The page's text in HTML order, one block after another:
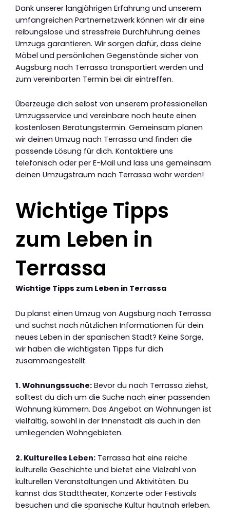
Dank unserer langjährigen Erfahrung und unserem
umfangreichen Partnernetzwerk können wir dir eine
reibungslose und stressfreie Durchführung deines
Umzugs garantieren. Wir sorgen dafür, dass deine
Möbel und persönlichen Gegenstände sicher von
Augsburg nach Terrassa transportiert werden und
zum vereinbarten Termin bei dir eintreffen.
Überzeuge dich selbst von unserem professionellen
Umzugsservice und vereinbare noch heute einen
kostenlosen Beratungstermin. Gemeinsam planen
wir deinen Umzug nach Terrassa und finden die
passende Lösung für dich. Kontaktiere uns
telefonisch oder per E-Mail und lass uns gemeinsam
deinen Umzugstraum nach Terrassa wahr werden!
Wichtige Tipps
zum Leben in
Terrassa
Wichtige Tipps zum Leben in Terrassa
Du planst einen Umzug von Augsburg nach Terrassa
und suchst nach nützlichen Informationen für dein
neues Leben in der spanischen Stadt? Keine Sorge,
wir haben die wichtigsten Tipps für dich
zusammengestellt.
1. Wohnungssuche: Bevor du nach Terrassa ziehst,
solltest du dich um die Suche nach einer passenden
Wohnung kümmern. Das Angebot an Wohnungen ist
vielfältig, sowohl in der Innenstadt als auch in den
umliegenden Wohngebieten.
2. Kulturelles Leben: Terrassa hat eine reiche
kulturelle Geschichte und bietet eine Vielzahl von
kulturellen Veranstaltungen und Aktivitäten. Du
kannst das Stadttheater, Konzerte oder Festivals
besuchen und die spanische Kultur hautnah erleben.